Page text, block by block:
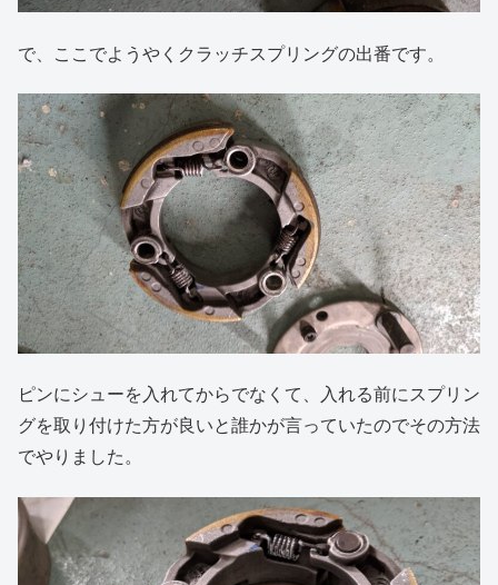
で、ここでようやくクラッチスプリングの出番です。
ピンにシューを入れてからでなくて、入れる前にスプリン
グを取り付けた方が良いと誰かが言っていたのでその方法
でやりました。